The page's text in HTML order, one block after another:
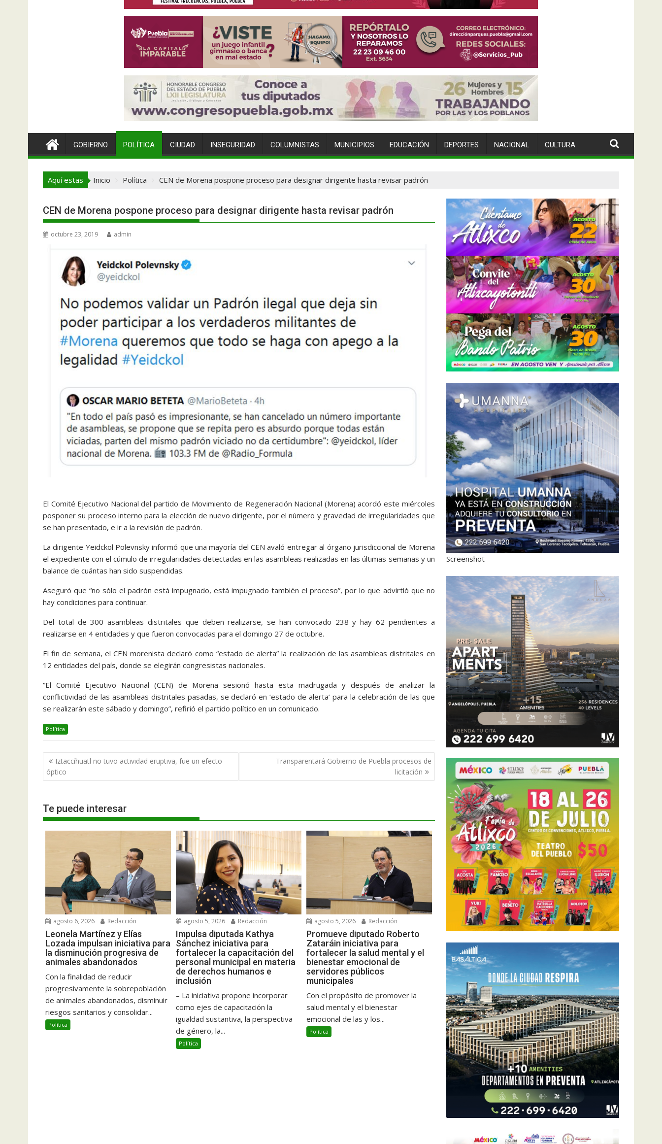
GOBIERNO POLÍTICA CIUDAD INSEGURIDAD COLUMNISTAS MUNICIPIOS EDUCACIÓN DEPORTES NACIONAL CULTURA
Aquí estas Inicio Política CEN de Morena pospone proceso para designar dirigente hasta revisar padrón
CEN de Morena pospone proceso para designar dirigente hasta revisar padrón
octubre 23, 2019 admin
El Comité Ejecutivo Nacional del partido de Movimiento de Regeneración Nacional (Morena) acordó este miércoles
posponer su proceso interno para la elección de nuevo dirigente, por el número y gravedad de irregularidades que
se han presentado, e ir a la revisión de padrón.
La dirigente Yeidckol Polevnsky informó que una mayoría del CEN avaló entregar al órgano jurisdiccional de Morena
el expediente con el cúmulo de irregularidades detectadas en las asambleas realizadas en las últimas semanas y un
balance de cuántas han sido suspendidas.
Aseguró que “no sólo el padrón está impugnado, está impugnado también el proceso”, por lo que advirtió que no
hay condiciones para continuar.
Del total de 300 asambleas distritales que deben realizarse, se han convocado 238 y hay 62 pendientes a
realizarse en 4 entidades y que fueron convocadas para el domingo 27 de octubre.
El fin de semana, el CEN morenista declaró como “estado de alerta” la realización de las asambleas distritales en
12 entidades del país, donde se elegirán congresistas nacionales.
“El Comité Ejecutivo Nacional (CEN) de Morena sesionó hasta esta madrugada y después de analizar la
conflictividad de las asambleas distritales pasadas, se declaró en ‘estado de alerta’ para la celebración de las que
se realizarán este sábado y domingo”, refirió el partido político en un comunicado.
Política
Navegación
de
entradas
Iztaccíhuatl no tuvo actividad eruptiva, fue un efecto
óptico
Transparentará Gobierno de Puebla procesos de
licitación
Te puede interesar
agosto 6, 2026 Redacción
Leonela Martínez y Elías
Lozada impulsan iniciativa para
la disminución progresiva de
animales abandonados
Con la finalidad de reducir
progresivamente la sobrepoblación
de animales abandonados, disminuir
riesgos sanitarios y consolidar...
Política
agosto 5, 2026 Redacción
Impulsa diputada Kathya
Sánchez iniciativa para
fortalecer la capacitación del
personal municipal en materia
de derechos humanos e
inclusión
– La iniciativa propone incorporar
como ejes de capacitación la
igualdad sustantiva, la perspectiva
de género, la...
Política
agosto 5, 2026 Redacción
Promueve diputado Roberto
Zataráin iniciativa para
fortalecer la salud mental y el
bienestar emocional de
servidores públicos
municipales
Con el propósito de promover la
salud mental y el bienestar
emocional de las y los...
Política
Screenshot